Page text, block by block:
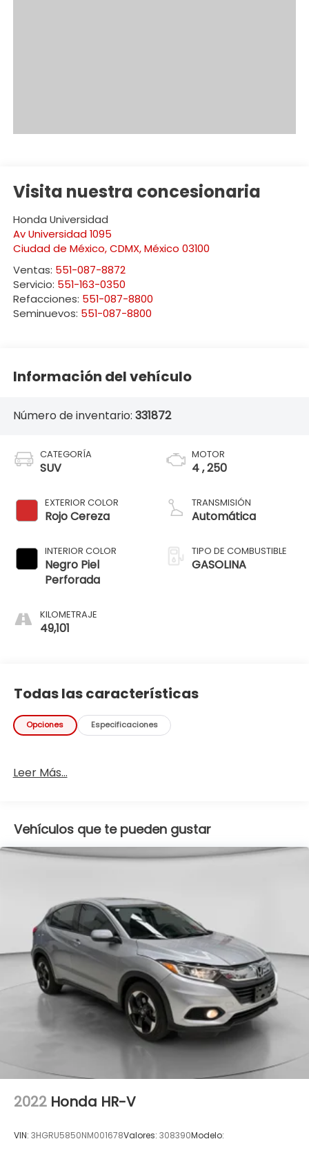
Visita nuestra concesionaria
Honda Universidad
Av Universidad 1095
Ciudad de México,CDMX, México 03100
Ventas: 551-087-8872
Servicio: 551-163-0350
Refacciones: 551-087-8800
Seminuevos: 551-087-8800
Información del vehículo
Número de inventario: 331872
CATEGORÍA
SUV
EXTERIOR COLOR
Rojo Cereza
INTERIOR COLOR
Negro Piel
Perforada
KILOMETRAJE
49,101
MOTOR
4 , 250
TRANSMISIÓN
Automática
TIPO DE COMBUSTIBLE
GASOLINA
Todas las características
Opciones Especificaciones
Leer Más...
Vehículos que te pueden gustar
2022 Honda HR-V
VIN: 3HGRU5850NM001678Valores: 308390Modelo: